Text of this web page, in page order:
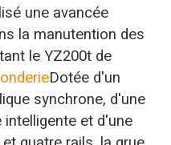
une avancée
la manutention des
le YZ200t de
Dotée d'un
synchrone, d'une
et d'une